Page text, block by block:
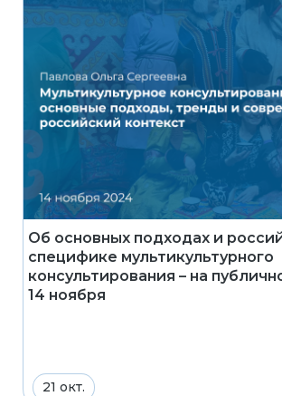
Об основных подходах и
специфике мультикультурного
консультирования – на
14 ноября
21 окт.